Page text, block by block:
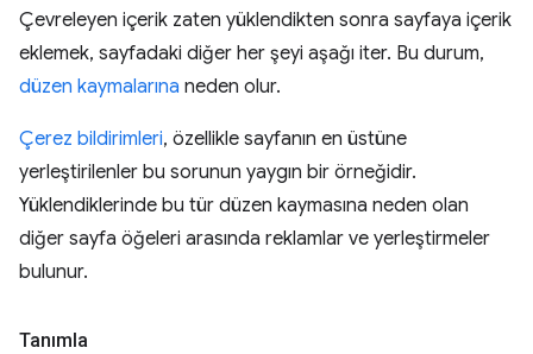
Çevreleyen içerik zaten yüklendikten sonra sayfaya içerik
eklemek, sayfadaki diğer her şeyi aşağı iter. Bu durum,
düzen kaymalarına neden olur.
Çerez bildirimleri, özellikle sayfanın en üstüne
yerleştirilenler bu sorunun yaygın bir örneğidir.
Yüklendiklerinde bu tür düzen kaymasına neden olan
diğer sayfa öğeleri arasında reklamlar ve yerleştirmeler
bulunur.
Tanımla